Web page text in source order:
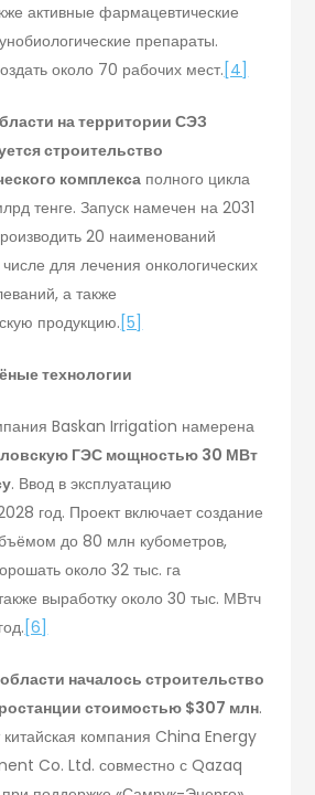
активные фармацевтические
препараты.
около 70 рабочих мест. [4]
на территории СЭЗ
строительство
комплекса полного цикла
тенге. Запуск намечен на 2031
20 наименований
для лечения онкологических
а также
продукцию. [5]
технологии
Baskan Irrigation намерена
ГЭС мощностью 30 МВт
. Ввод в эксплуатацию
год. Проект включает создание
до 80 млн кубометров,
около 32 тыс. га
выработку около 30 тыс. МВтч
[6]
началось строительство
стоимостью $307 млн.
китайская компания China Energy
Co. Ltd. совместно с Qazaq